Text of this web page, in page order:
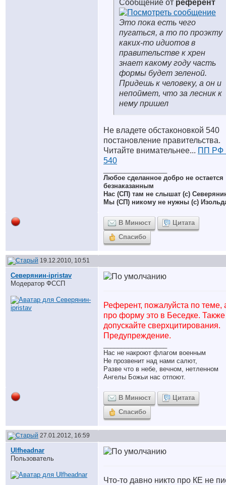
Сообщение от референт
Это пока есть чего
пугаться, а то по проэкту
каких-то идиотов в
правительстве к хрен
знает какому году часть
формы будет зеленой.
Придешь к человеку, а он и
непоймет, что за лесник к
нему пришел
Не владете обстаконовкой 540
постановление правительства.
Читайте внимательнее... ПП
540
Любое сделанное добро не остается
безнаказанным
Нас (СП) там не слышат (с)
Мы (СП) никому не нужны (с)
В Минюст
Цитата
Спасибо
19.12.2010, 10:51
Северянин-ipristav
Модератор ФССП
Референт, пожалуйста по теме,
про форму это в Беседке.
допускайте сверхцитирования.
Предупреждение.
Нас не накроют флагом военным
Не прозвенит над нами салют,
Разве что в небе, вечном, нетленном
Ангелы Божьи нас отпоют.
В Минюст
Цитата
Спасибо
27.01.2012, 16:59
Ulfheadnar
Пользователь
Что-то давно никто про КЕ не